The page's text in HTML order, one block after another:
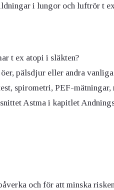
i lungor och luftrör t
t ex atopi i släkten?
pälsdjur eller andra
spirometri, PEF-
Astma i kapitlet
och för att minska